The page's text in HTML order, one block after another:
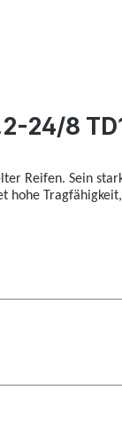
24/8
Reifen. Sein